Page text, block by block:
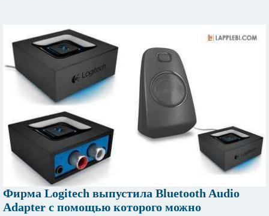
Фирма Logitech выпустила Bluetooth Audio
Adapter с помощью которого можно